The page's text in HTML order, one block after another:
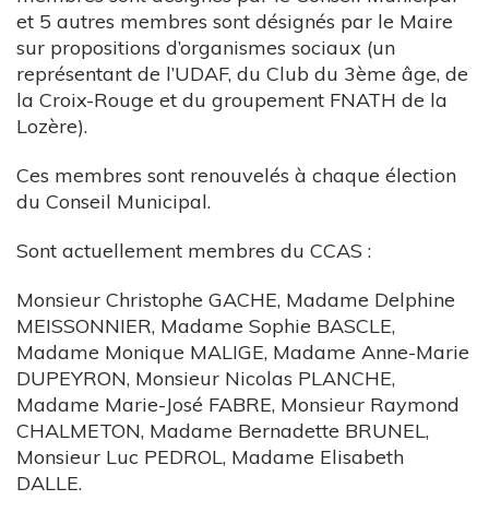
et 5 autres membres sont désignés par le Maire
sur propositions d’organismes sociaux (un
représentant de l’UDAF, du Club du 3ème âge, de
la Croix-Rouge et du groupement FNATH de la
Lozère).
Ces membres sont renouvelés à chaque élection
du Conseil Municipal.
Sont actuellement membres du CCAS :
Monsieur Christophe GACHE, Madame Delphine
MEISSONNIER, Madame Sophie BASCLE,
Madame Monique MALIGE, Madame Anne-Marie
DUPEYRON, Monsieur Nicolas PLANCHE,
Madame Marie-José FABRE, Monsieur Raymond
CHALMETON, Madame Bernadette BRUNEL,
Monsieur Luc PEDROL, Madame Elisabeth
DALLE.